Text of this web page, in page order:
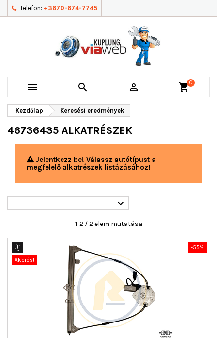
Telefon: +3670-674-7745
   shopping_cart0
Kezdőlap Keresési eredmények
46736435 ALKATRÉSZEK
Jelentkezz be! Válassz autótípust a
megfelelő alkatrészek listázásához!

1-2 / 2 elem mutatása
-55%
Új
Akciós!